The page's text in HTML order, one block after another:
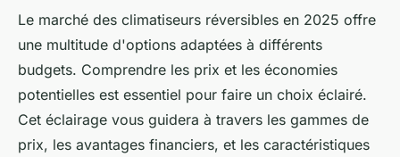
Clim réversible 2025 :
découvrez les prix et
économies possibles
sébastienne•6 mars 2025•4 min de lecture
Le marché des climatiseurs réversibles en 2025 offre
une multitude d'options adaptées à différents
budgets. Comprendre les prix et les économies
potentielles est essentiel pour faire un choix éclairé.
Cet éclairage vous guidera à travers les gammes de
prix, les avantages financiers, et les caractéristiques